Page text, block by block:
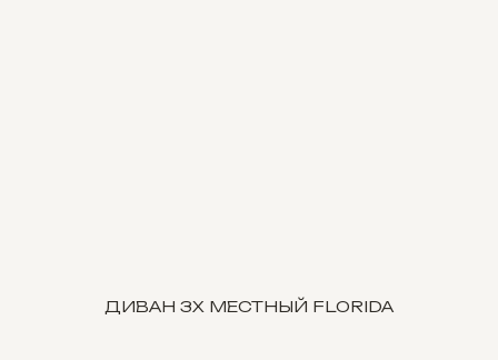
ДИВАН 3Х МЕСТНЫЙ FLORIDA